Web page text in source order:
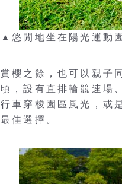
▲悠閒地坐在陽光運動
賞櫻之餘，也可以親子
頃，設有直排輪競速場
行車穿梭園區風光，或
最佳選擇。